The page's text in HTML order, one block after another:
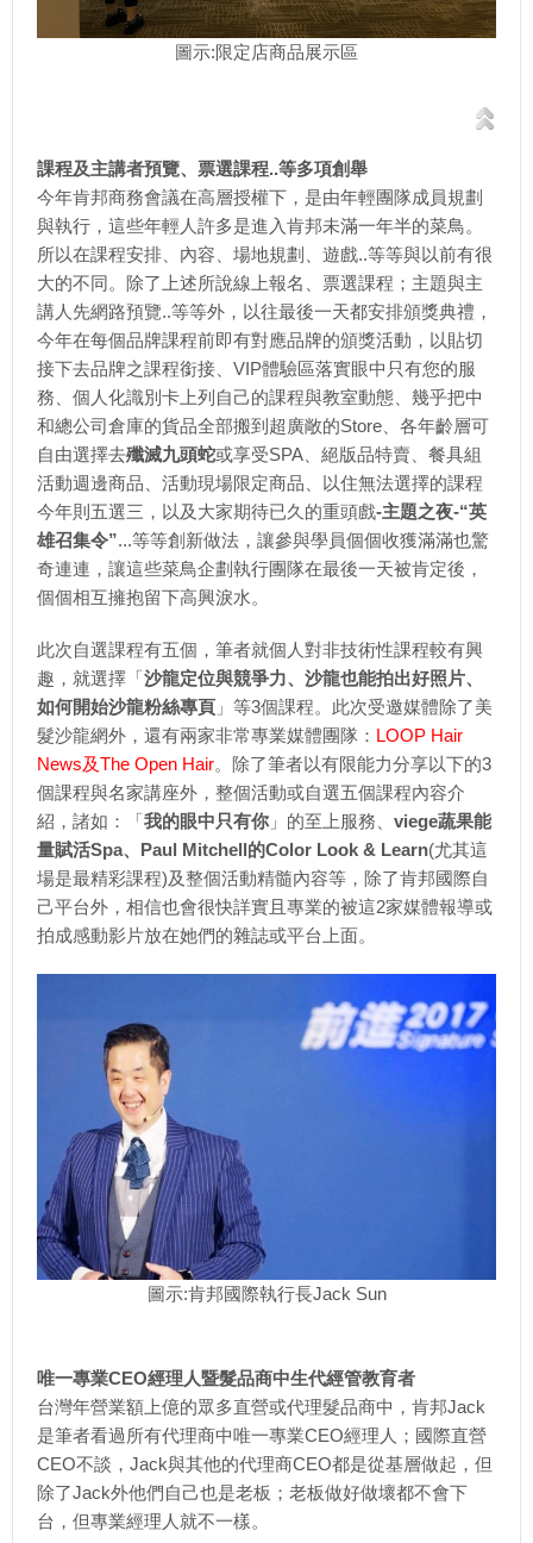
圖示:限定店商品展示區
課程及主講者預覽、票選課程..等多項創舉
今年肯邦商務會議在高層授權下，是由年輕團隊成員規劃
與執行，這些年輕人許多是進入肯邦未滿一年半的菜鳥。
所以在課程安排、內容、場地規劃、遊戲..等等與以前有很
大的不同。除了上述所說線上報名、票選課程；主題與主
講人先網路預覽..等等外，以往最後一天都安排頒獎典禮，
今年在每個品牌課程前即有對應品牌的頒獎活動，以貼切
接下去品牌之課程銜接、VIP體驗區落實眼中只有您的服
務、個人化識別卡上列自己的課程與教室動態、幾乎把中
和總公司倉庫的貨品全部搬到超廣敞的Store、各年齡層可
自由選擇去殲滅九頭蛇或享受SPA、絕版品特賣、餐具組
活動週邊商品、活動現場限定商品、以住無法選擇的課程
今年則五選三，以及大家期待已久的重頭戲-主題之夜-“英
雄召集令”...等等創新做法，讓參與學員個個收獲滿滿也驚
奇連連，讓這些菜鳥企劃執行團隊在最後一天被肯定後，
個個相互擁抱留下高興淚水。
此次自選課程有五個，筆者就個人對非技術性課程較有興
趣，就選擇「沙龍定位與競爭力、沙龍也能拍出好照片、
如何開始沙龍粉絲專頁 」等3個課程。此次受邀媒體除了美
髮沙龍網外，還有兩家非常專業媒體團隊： LOOP Hair
News及The Open Hair。除了筆者以有限能力分享以下的3
個課程與名家講座外，整個活動或自選五個課程內容介
紹，諸如：「我的眼中只有你」的至上服務、 viege蔬果能
量賦活Spa、Paul Mitchell的Color Look & Learn(尤其這
場是最精彩課程)及整個活動精髓內容等，除了肯邦國際自
己平台外，相信也會很快詳實且專業的被這2家媒體報導或
拍成感動影片放在她們的雜誌或平台上面。
圖示:肯邦國際執行長Jack Sun
唯一專業CEO經理人暨髮品商中生代經管教育者
台灣年營業額上億的眾多直營或代理髮品商中，肯邦Jack
是筆者看過所有代理商中唯一專業CEO經理人；國際直營
CEO不談，Jack與其他的代理商CEO都是從基層做起，但
除了Jack外他們自己也是老板；老板做好做壞都不會下
台，但專業經理人就不一樣。